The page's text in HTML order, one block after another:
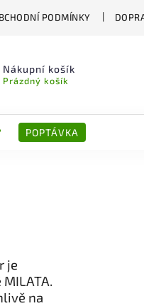
PODMÍNKY
Nákupní košík
Prázdný košík
POPTÁVKA
je
na